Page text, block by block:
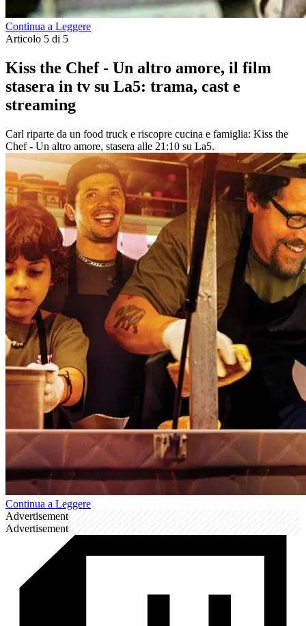
Continua a Leggere
Articolo 5 di 5
Kiss the Chef - Un altro amore, il film
stasera in tv su La5: trama, cast e
streaming
Carl riparte da un food truck e riscopre cucina e famiglia: Kiss the
Chef - Un altro amore, stasera alle 21:10 su La5.
Continua a Leggere
Advertisement
Advertisement